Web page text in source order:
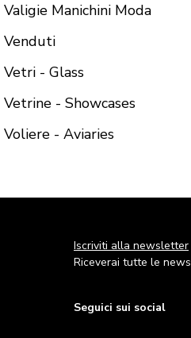
Valigie Manichini Moda
Venduti
Vetri - Glass
Vetrine - Showcases
Voliere - Aviaries
Iscriviti alla newsletter
Riceverai tutte le news
Seguici sui social